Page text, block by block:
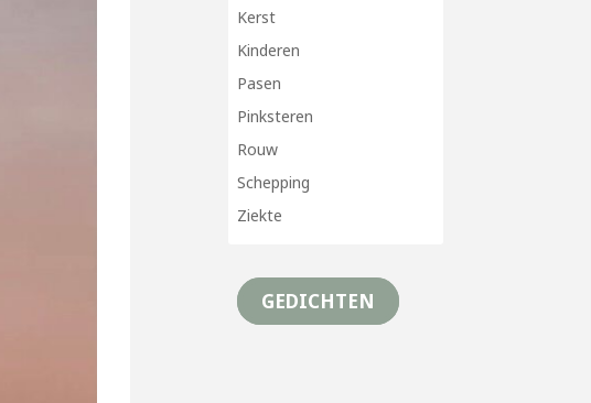
Kerst
Kinderen
Pasen
Pinksteren
Rouw
Schepping
Ziekte
GEDICHTEN